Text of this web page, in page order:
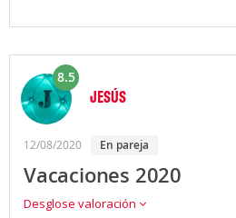
8.5
JESÚS
12/08/2020 en pareja
Vacaciones 2020
Desglose valoración